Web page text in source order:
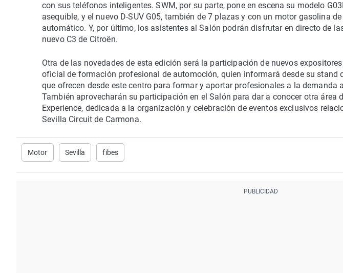
con sus teléfonos inteligentes. SWM, por su parte, pone en escena su modelo
asequible, y el nuevo D-SUV G05, también de 7 plazas y con un motor gasolina
automático. Y, por último, los asistentes al Salón podrán disfrutar en directo de
nuevo C3 de Citroën.
Otra de las novedades de esta edición será la participación de nuevos
oficial de formación profesional de automoción, quien informará desde su stand
que ofrecen desde este centro para formar y aportar profesionales a la demanda
También aprovecharán su participación en el Salón para dar a conocer otra área
Experience, dedicada a la organización y celebración de eventos exclusivos
Sevilla Circuit de Carmona.
Motor Sevilla fibes